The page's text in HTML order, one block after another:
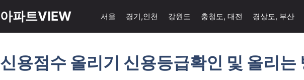
아파트VIEW 서울 경기,인천 강원도 충청도, 대전 경상도, 부산
신용점수 올리기 신용등급확인 및 올리는